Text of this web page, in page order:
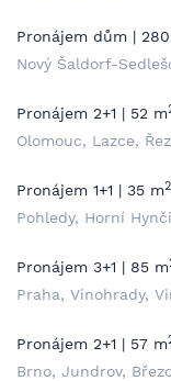
Pronájem dům |
Nový Šaldorf-
Pronájem 2+1 | 52 m
Olomouc, Lazce,
Pronájem 1+1 | 35 m2
Pohledy, Horní
Pronájem 3+1 | 85 m
Praha, Vinohrady,
Pronájem 2+1 | 57 m
Brno, Jundrov,